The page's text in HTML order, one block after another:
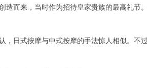
而来，当时作为招待皇家贵族的最高礼节
日式按摩与中式按摩的手法惊人相似。不